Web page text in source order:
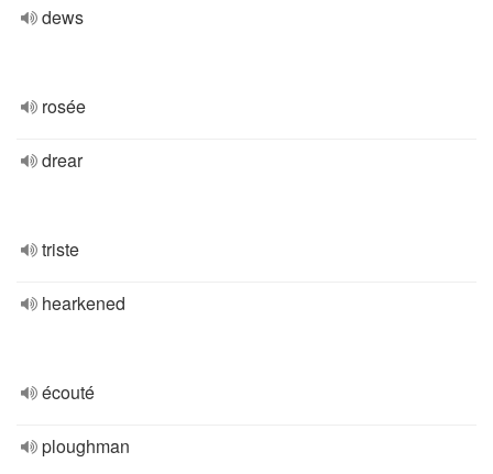
dews
rosée
drear
triste
hearkened
écouté
ploughman